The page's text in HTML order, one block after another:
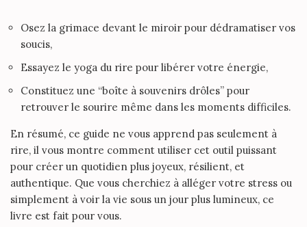
Osez la grimace devant le miroir pour dédramatiser vos
soucis,
Essayez le yoga du rire pour libérer votre énergie,
Constituez une “boîte à souvenirs drôles” pour
retrouver le sourire même dans les moments difficiles.
En résumé, ce guide ne vous apprend pas seulement à
rire, il vous montre comment utiliser cet outil puissant
pour créer un quotidien plus joyeux, résilient, et
authentique. Que vous cherchiez à alléger votre stress ou
simplement à voir la vie sous un jour plus lumineux, ce
livre est fait pour vous.